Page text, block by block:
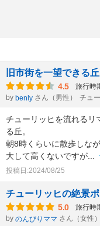
旧市街を一望できる
4.5 旅行時
by benly さん（男性） チュ
チューリッヒを流れるリ
る丘。
朝8時くらいに散歩しな
大して高くないですが
投稿日:2024/08/25
チューリッヒの絶景
5.0 旅行時
by のんびりママ さん（女性）